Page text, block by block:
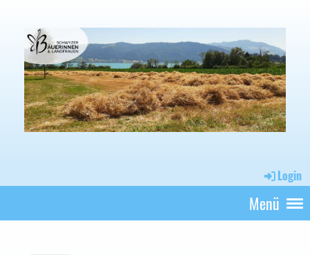
Login
Menü